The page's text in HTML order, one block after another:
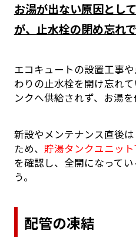
お湯が出ない原因とし
が、止水栓の閉め忘れで
エコキュートの設置工事
わりの止水栓を開け忘れ
ンクへ供給されず、お湯
新設やメンテナンス直後
ため、 貯湯タンクユニッ
を確認し、全開になって
う。
配管の凍結